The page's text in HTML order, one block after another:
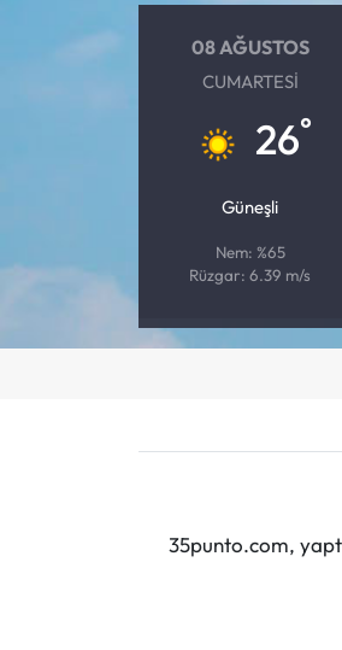
08 AĞUSTOS
CUMARTESI
26°
Güneşli
Nem: %65
Rüzgar: 6.39 m/s
35punto.com,